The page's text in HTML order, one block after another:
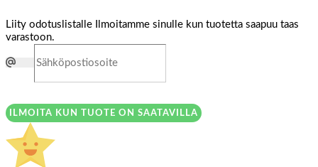
Liity odotuslistalle
Ilmoitamme sinulle kun tuotetta saapuu taas
varastoon.
ILMOITA KUN TUOTE ON SAATAVILLA